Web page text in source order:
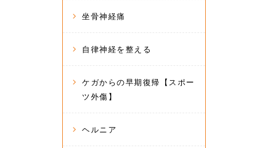
坐骨神経痛
自律神経を整える
ケガからの早期復帰【スポー
ツ外傷】
ヘルニア